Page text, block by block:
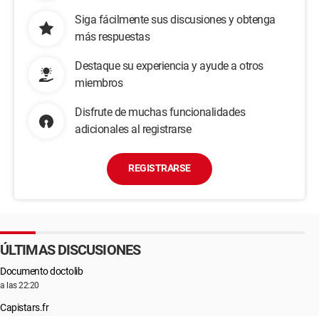
Siga fácilmente sus discusiones y obtenga
más respuestas
Destaque su experiencia y ayude a otros
miembros
Disfrute de muchas funcionalidades
adicionales al registrarse
REGISTRARSE
ÚLTIMAS DISCUSIONES
Documento doctolib
a las 22:20
Capistars.fr